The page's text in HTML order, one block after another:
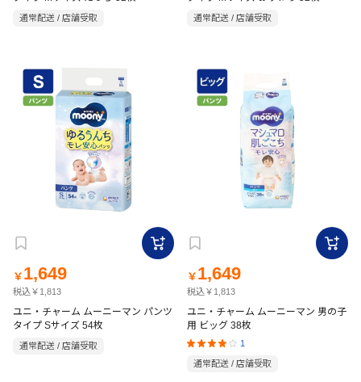
通常配送 / 店舗受取 通常配送 / 店舗受取
￥ 1,649
税込￥1,813
ユニ・チャーム ムーニーマン パンツ
タイプ Sサイズ 54枚
通常配送 / 店舗受取
￥ 1,649
税込￥1,813
ユニ・チャーム ムーニーマン 男の子
用 ビッグ 38枚
1
通常配送 / 店舗受取